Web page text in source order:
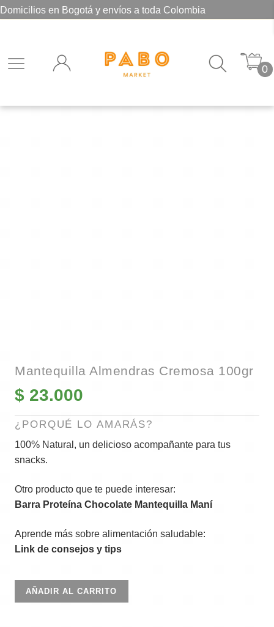
Domicilios en Bogotá y envíos a toda Colombia
0
Mantequilla Almendras Cremosa 100gr
$ 23.000
¿PORQUÉ LO AMARÁS?
100% Natural, un delicioso acompañante para tus
snacks.
Otro producto que te puede interesar:
Barra Proteína Chocolate Mantequilla Maní
Aprende más sobre alimentación saludable:
Link de consejos y tips
Mantequilla
Almendras
AÑADIR AL CARRITO